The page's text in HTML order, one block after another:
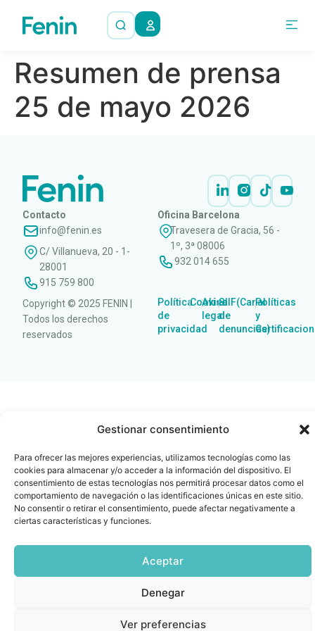
Gestionar consentimiento
Para ofrecer las mejores experiencias, utilizamos tecnologías como las
cookies para almacenar y/o acceder a la información del dispositivo. El
consentimiento de estas tecnologías nos permitirá procesar datos como el
comportamiento de navegación o las identificaciones únicas en este sitio.
No consentir o retirar el consentimiento, puede afectar negativamente a
ciertas características y funciones.
Aceptar
Denegar
Ver preferencias
Resumen de prensa
25 de mayo 2026
Contacto
info@fenin.es
C/ Villanueva, 20 - 1-
28001
915 759 800
Oficina Barcelona
Travesera de Gracia, 56 -
1º, 3ª 08006
932 014 655
Copyright © 2025 FENIN |
Todos los derechos
reservados
Política
de
privacidad
|Cookies
|Aviso
legal
|SIIF(Canal
de
denuncias)
|Políticas
y